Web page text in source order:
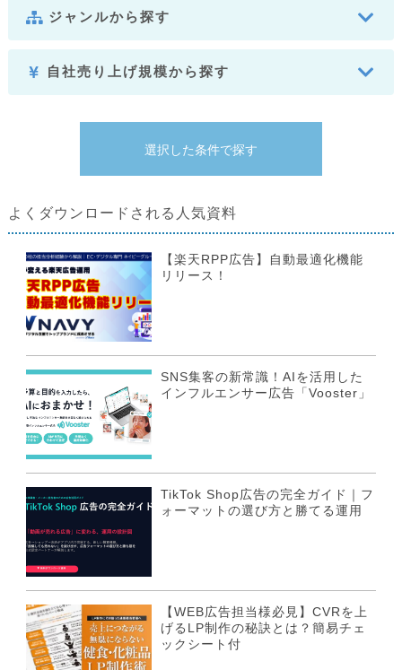
ジャンルから探す
自社売り上げ規模から探す
よくダウンロードされる人気資料
【楽天RPP広告】自動最適化機能
リリース！
SNS集客の新常識！AIを活用した
インフルエンサー広告「Vooster」
TikTok Shop広告の完全ガイド｜フ
ォーマットの選び方と勝てる運用
【WEB広告担当様必見】CVRを上
げるLP制作の秘訣とは？簡易チェ
ックシート付